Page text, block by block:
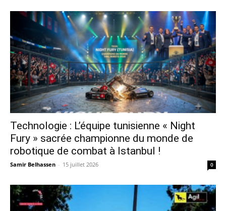
Technologie : L’équipe tunisienne « Night
Fury » sacrée championne du monde de
robotique de combat à Istanbul !
Samir Belhassen - 15 juillet 2026 0